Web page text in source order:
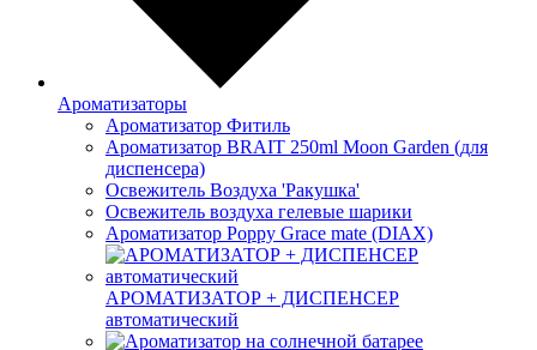
Ароматизаторы
Ароматизатор Фитиль
Ароматизатор BRAIT 250ml Moon Garden (для
диспенсера)
Освежитель Воздуха 'Ракушка'
Освежитель воздуха гелевые шарики
Ароматизатор Poppy Grace mate (DIAX)
АРОМАТИЗАТОР + ДИСПЕНСЕР
автоматический